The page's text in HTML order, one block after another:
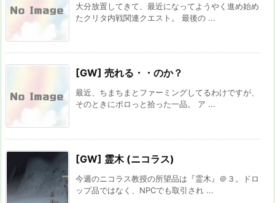
大分放置してきて、最近になってようやく進め始め
たクリタ内戦関連クエスト。 最後の ...
[GW] 売れる・・のか？
最近、ちまちまとファーミングしてるわけですが、
そのときにポロっと拾った一品。 ア ...
[GW] 霊木 (ニコラス)
今週のニコラス教授の所望品は『霊木』＠３。ドロ
ップ品ではなく、NPCでも取引され ...